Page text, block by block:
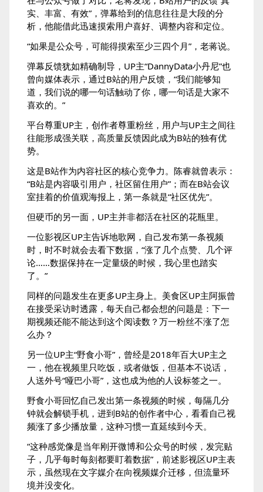
实、丰富、有效”，弹幕给到的信息往往是大段的分
析，他能借此迅速摸索用户喜好、调整内容和定位。
“如果是公众号，可能得摸索至少三四个月”，老蒋说。
弹幕反馈犹如精确制导，UP主“DannyData小丹尼”也
曾向媒体表示，通过B站的用户反馈，“我们能够知
道，我们说的哪一句话触动了你，哪一句话是大家不
喜欢的。”
平台尊重UP主，创作者尊重粉丝，用户与UP主之间往
往能形成强关联，高质量反馈因此成为B站的独有优
势。
这是B站作为内容社区的核心竞争力。陈睿就曾表示：
“B站是内容吸引用户，社区留住用户”；而在B站会议
室挂着的价值观海报上，第一条就是“社区优先”。
但硬币的另一面，UP主并非都活在社区的花瓶里。
一位影视区UP主告诉地歌网，自己发布第一条视频
时，时不时就会去看下数据，“涨了几个点赞、几个评
论……数据保持在一定量级的时候，我心里也踏实
了。”
同样的问题发生在更多UP主身上。美食区UP主阿振曾
在接受采访时透露，每天自己都会想的问题是：下一
期视频还能不能达到这个阅读数？万一粉丝不涨了怎
么办？
另一位UP主“野食小哥”，曾经是2018年百大UP主之
一，他在视频里只吃饭，或者做饭，但基本不说话，
人送外号“哑巴小哥”，这也成为他的人设标签之一。
野食小哥回忆自己发出第一条视频的时候，每隔几分
钟就会解锁手机，进到B站的创作者中心，看看自己视
频涨了多少播放量，这种习惯一直延续到今天。
“这种感觉像是当年刚开微博和公众号的时候，发完贴
子，几乎每时每刻都要盯着数据”，前述影视区UP主表
示，虽然现在文字媒介在向视频媒介迁移，但流量环
境并没变化。